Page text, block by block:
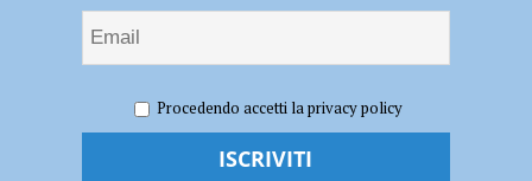
Coronavirus, il Sindaco di Borgonovo Mazzocchi: “Ho ancora la
febbre alta. Il Comune riparte, un’impiegata ha ripreso il lavoro
all’anagrafe” – AUDIO intervista
Procedendo accetti la privacy policy